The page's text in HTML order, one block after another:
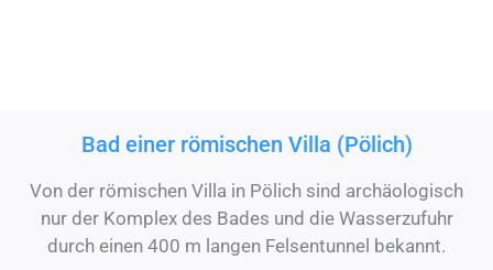
Bad einer römischen Villa (Pölich)
Von der römischen Villa in Pölich sind archäologisch
nur der Komplex des Bades und die Wasserzufuhr
durch einen 400 m langen Felsentunnel bekannt.